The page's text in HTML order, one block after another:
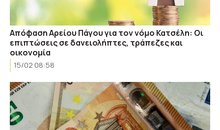
Απόφαση Αρείου Πάγου για τον νόμο Κατσέλη: Οι
επιπτώσεις σε δανειολήπτες, τράπεζες και
οικονομία
15/02 08:58